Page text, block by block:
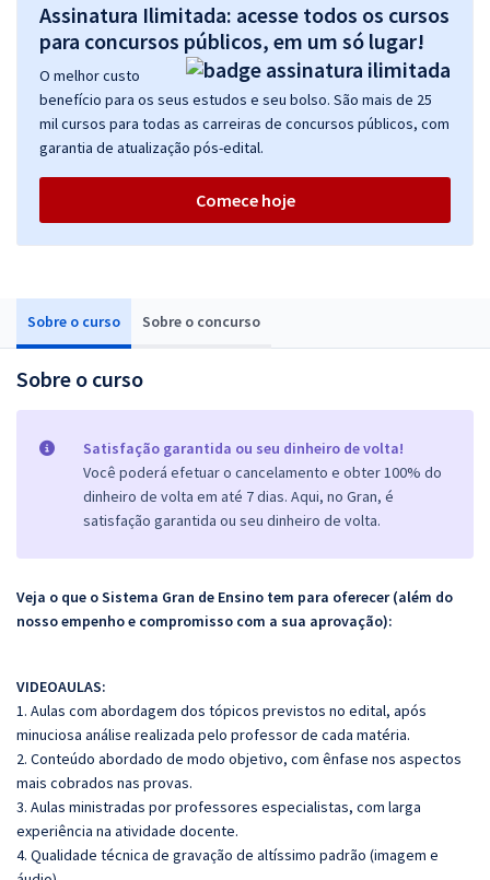
Sobre o curso Sobre o concurso
Sobre o curso
Satisfação garantida ou seu dinheiro de volta!
Você poderá efetuar o cancelamento e obter 100% do
dinheiro de volta em até 7 dias. Aqui, no Gran, é
satisfação garantida ou seu dinheiro de volta.
Veja o que o Sistema Gran de Ensino tem para oferecer (além do
nosso empenho e compromisso com a sua aprovação):
VIDEOAULAS:
1. Aulas com abordagem dos tópicos previstos no edital, após
minuciosa análise realizada pelo professor de cada matéria.
2. Conteúdo abordado de modo objetivo, com ênfase nos aspectos
mais cobrados nas provas.
3. Aulas ministradas por professores especialistas, com larga
experiência na atividade docente.
4. Qualidade técnica de gravação de altíssimo padrão (imagem e
Assinatura Ilimitada: acesse todos os cursos
para concursos públicos, em um só lugar!
O melhor custo
benefício para os seus estudos e seu bolso. São mais de 25
mil cursos para todas as carreiras de concursos públicos, com
garantia de atualização pós-edital.
Comece hoje